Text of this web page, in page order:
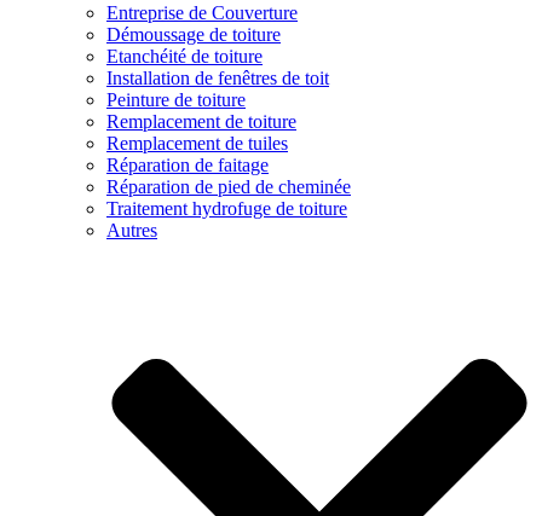
Entreprise de Couverture
Démoussage de toiture
Etanchéité de toiture
Installation de fenêtres de toit
Peinture de toiture
Remplacement de toiture
Remplacement de tuiles
Réparation de faitage
Réparation de pied de cheminée
Traitement hydrofuge de toiture
Autres